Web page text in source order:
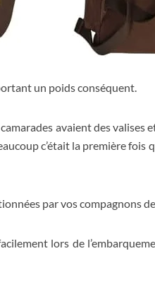
un poids conséquent.
avaient des
c’était la première fois
par vos compagnons
lors de